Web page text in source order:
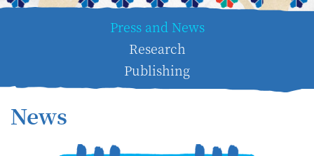
Press and News
Research
Publishing
News